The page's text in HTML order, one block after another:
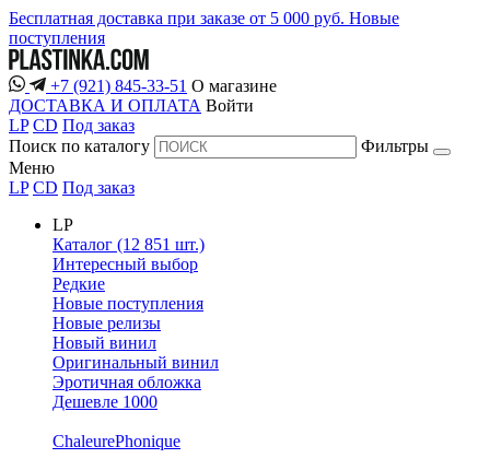
Бесплатная доставка при заказе от 5 000 руб. Новые
поступления
+7 (921) 845-33-51 О магазине
ДОСТАВКА И ОПЛАТА Войти
LP CD Под заказ
Поиск по каталогу
Фильтры
Меню
LP CD Под заказ
LP
Каталог (12 851 шт.)
Интересный выбор
Редкие
Новые поступления
Новые релизы
Новый винил
Оригинальный винил
Эротичная обложка
Дешевле 1000
ChaleurePhonique